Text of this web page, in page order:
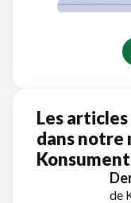
Les
dans notre
Konsument
de